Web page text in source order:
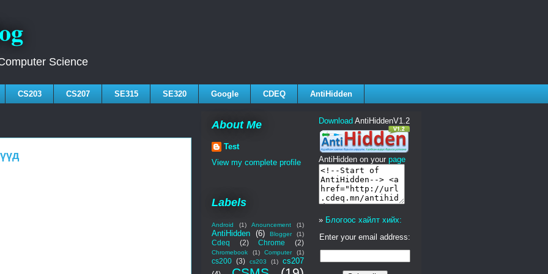
Science
CS203 CS207 SE315 SE320 Google CDEQ AntiHidden
About Me
Test
View my complete profile
Labels
Android (1) Anouncement (1)
AntiHidden (6) Blogger (1)
Cdeq (2) Chrome (2)
Chromebook (1) Computer (1)
cs200 (3) cs203 (1)
cs207
Download AntiHiddenV1.2
AntiHidden on your page
» Блогоос хайлт хийх:
Enter your email address: